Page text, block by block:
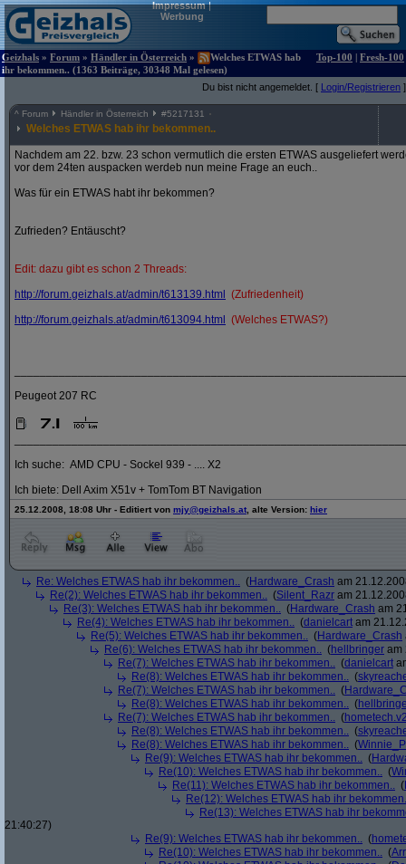
Impressum|
Werbung
Geizhals » Forum » Händler in Österreich »
Welches ETWAS hab
ihr bekommen.. (1363 Beiträge, 30348 Mal gelesen)
Top-100 | Fresh-100
Du bist nicht angemeldet. [ Login/Registrieren ]
^ Forum Händler in Österreich #5217131
Welches ETWAS hab ihr bekommen..
Nachdem am 22. bzw. 23 schon vermutlich die ersten ETWAS ausgeliefert
vor dem 24ten auspacken werdeb nun meine Frage an euch..
Was für ein ETWAS habt ihr bekommen?
Zufrieden? Entäuscht?
Edit: dazu gibt es schon 2 Threads:
http://forum.geizhals.at/admin/t613139.html
(Zufriedenheit)
http://forum.geizhals.at/admin/t613094.html (Welches ETWAS?)
Peugeot 207 RC
Ich suche: AMD CPU - Sockel 939 - .... X2
Ich biete: Dell Axim X51v + TomTom BT Navigation
25.12.2008, 18:08 Uhr - Editiert von mjy@geizhals.at , alte Version: hier
Re: Welches ETWAS hab ihr bekommen.. (Hardware_Crash am
Re(2): Welches ETWAS hab ihr bekommen.. (Silent_Razr am
Re(3): Welches ETWAS hab ihr bekommen.. (Hardware_Crash am
Re(4): Welches ETWAS hab ihr bekommen.. (danielcart am
Re(5): Welches ETWAS hab ihr bekommen.. (Hardware_Crash
Re(6): Welches ETWAS hab ihr bekommen.. (hellbringer am
Re(7): Welches ETWAS hab ihr bekommen.. (danielcart
Re(8): Welches ETWAS hab ihr bekommen.. (
Re(7): Welches ETWAS hab ihr bekommen.. (
Re(8): Welches ETWAS hab ihr bekommen.. (
Re(7): Welches ETWAS hab ihr bekommen.. (
Re(8): Welches ETWAS hab ihr bekommen.. (
Re(8): Welches ETWAS hab ihr bekommen.. (
Re(9): Welches ETWAS hab ihr bekommen.. (
Re(10): Welches ETWAS hab ihr bekommen.. (
Re(11): Welches ETWAS hab ihr bekommen.. (
Re(12): Welches ETWAS hab ihr
Re(13): Welches ETWAS hab ihr
21:40:27)
Re(9): Welches ETWAS hab ihr bekommen.. (
Re(10): Welches ETWAS hab ihr bekommen.. (